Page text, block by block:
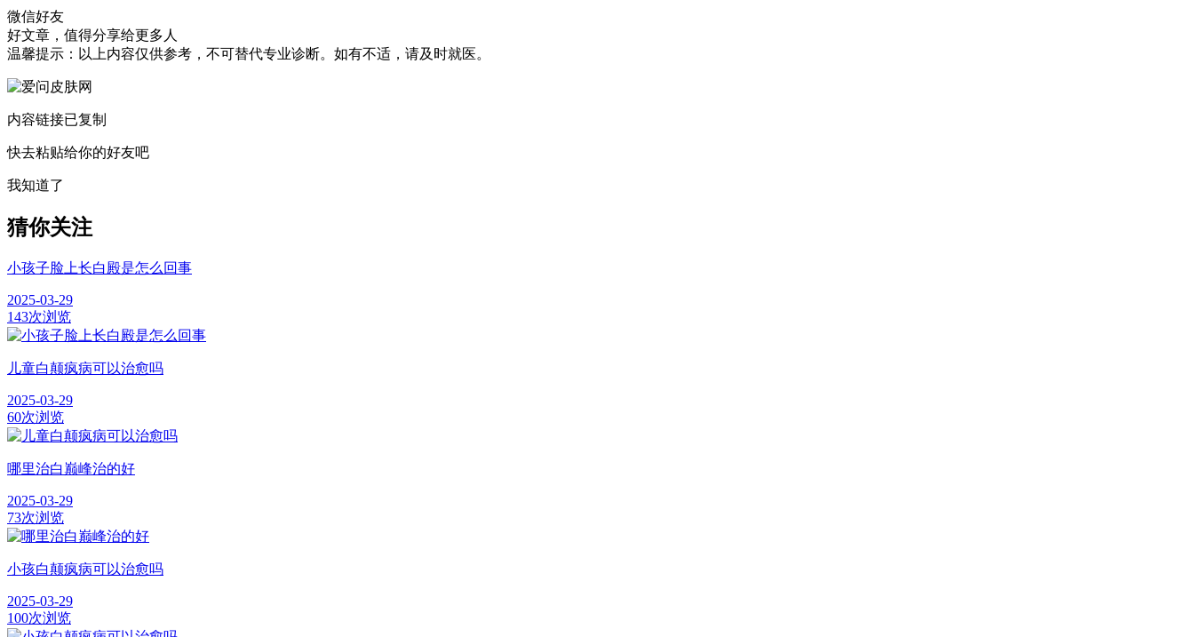
微信好友
好文章，值得分享给更多人
温馨提示：以上内容仅供参考，不可替代专业诊断。如有不适，请及时就医。
内容链接已复制
快去粘贴给你的好友吧
我知道了
猜你关注
小孩子脸上长白殿是怎么回事
2025-03-29
143次浏览
儿童白颠疯病可以治愈吗
2025-03-29
60次浏览
哪里治白巅峰治的好
2025-03-29
73次浏览
小孩白颠疯病可以治愈吗
2025-03-29
100次浏览